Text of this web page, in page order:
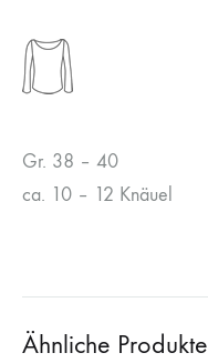
Gr. 38 – 40
ca. 10 – 12 Knäuel
Ähnliche Produkte